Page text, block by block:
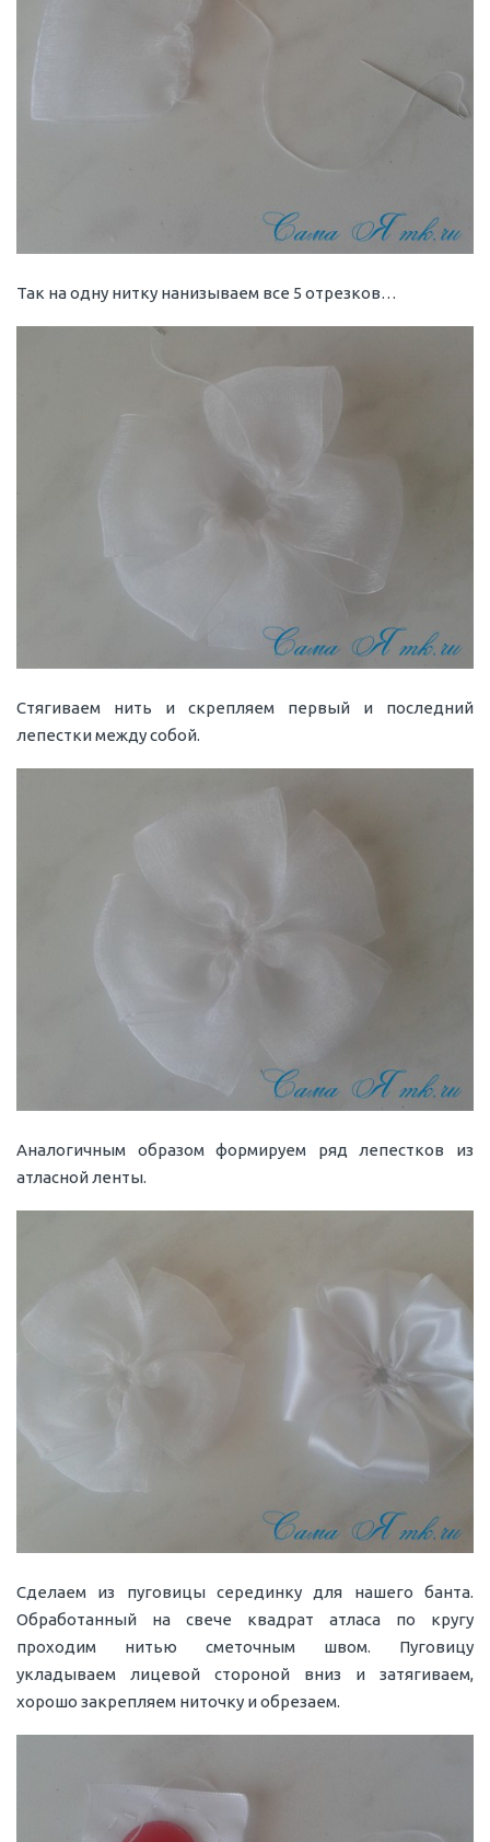
Так на одну нитку нанизываем все 5 отрезков…
Стягиваем нить и скрепляем первый и последний
лепестки между собой.
Аналогичным образом формируем ряд лепестков из
атласной ленты.
Сделаем из пуговицы серединку для нашего банта.
Обработанный на свече квадрат атласа по кругу
проходим нитью сметочным швом. Пуговицу
укладываем лицевой стороной вниз и затягиваем,
хорошо закрепляем ниточку и обрезаем.